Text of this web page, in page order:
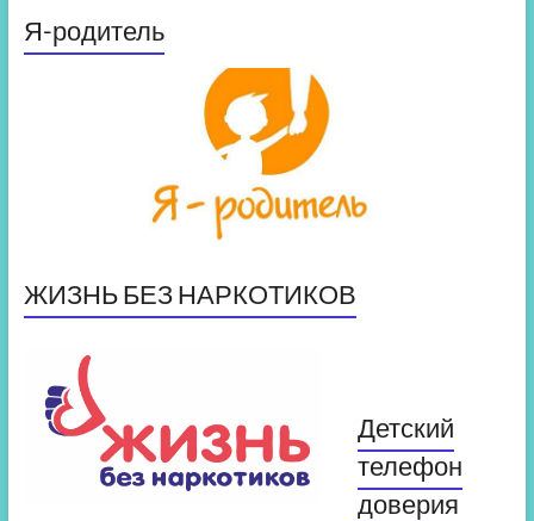
Я-родитель
ЖИЗНЬ БЕЗ НАРКОТИКОВ
Детский
телефон
доверия